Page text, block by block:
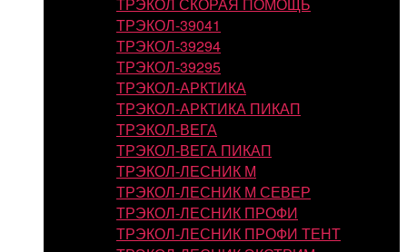
ТРЭКОЛ-39041
ТРЭКОЛ-39294
ТРЭКОЛ-39295
ТРЭКОЛ-АРКТИКА
ТРЭКОЛ-АРКТИКА ПИКАП
ТРЭКОЛ-ВЕГА
ТРЭКОЛ-ВЕГА ПИКАП
ТРЭКОЛ-ЛЕСНИК М
ТРЭКОЛ-ЛЕСНИК М СЕВЕР
ТРЭКОЛ-ЛЕСНИК ПРОФИ
ТРЭКОЛ-ЛЕСНИК ПРОФИ ТЕНТ